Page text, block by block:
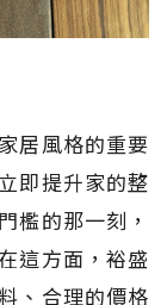
居風格的重要
即提升家的整
檻的那一刻，
這方面，裕盛
、合理的價格